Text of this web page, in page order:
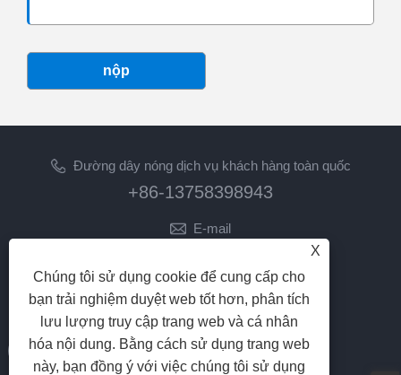
nộp
Đường dây nóng dịch vụ khách hàng toàn quốc
+86-13758398943
E-mail
junmetal.hardware.ltd@gmail.com
THEO CHÚNG TÔI
X
Chúng tôi sử dụng cookie để cung cấp cho
bạn trải nghiệm duyệt web tốt hơn, phân tích
lưu lượng truy cập trang web và cá nhân
hóa nội dung. Bằng cách sử dụng trang web
này, bạn đồng ý với việc chúng tôi sử dụng